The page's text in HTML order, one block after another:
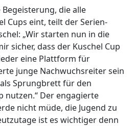
die alle
Cups eint, teilt der Serien-
„Wir starten nun in die
sicher, dass der Kuschel Cup
eine Plattform für
junge Nachwuchsreiter sein
Sprungbrett für den
nutzen.“ Der engagierte
nicht müde, die Jugend zu
ist es wichtiger denn